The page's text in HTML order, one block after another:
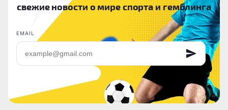
свежие новости о мире спорта и гемблинга
EMAIL